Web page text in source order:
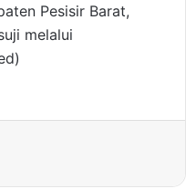
Pesisir Barat,
melalui